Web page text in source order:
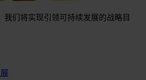
我们将实现引领可持续发展的战略目